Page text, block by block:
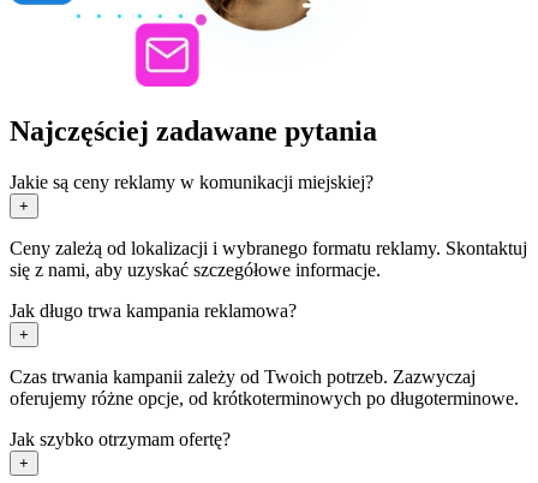
Najczęściej zadawane pytania
Jakie są ceny reklamy w komunikacji miejskiej?
+
Ceny zależą od lokalizacji i wybranego formatu reklamy. Skontaktuj
się z nami, aby uzyskać szczegółowe informacje.
Jak długo trwa kampania reklamowa?
+
Czas trwania kampanii zależy od Twoich potrzeb. Zazwyczaj
oferujemy różne opcje, od krótkoterminowych po długoterminowe.
Jak szybko otrzymam ofertę?
+